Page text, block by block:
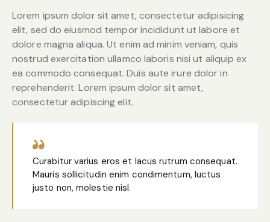
Lorem ipsum dolor sit amet, consectetur adipisicing
elit, sed do eiusmod tempor incididunt ut labore et
dolore magna aliqua. Ut enim ad minim veniam, quis
nostrud exercitation ullamco laboris nisi ut aliquip ex
ea commodo consequat. Duis aute irure dolor in
reprehenderit. Lorem ipsum dolor sit amet,
consectetur adipiscing elit.
Curabitur varius eros et lacus rutrum consequat.
Mauris sollicitudin enim condimentum, luctus
justo non, molestie nisl.